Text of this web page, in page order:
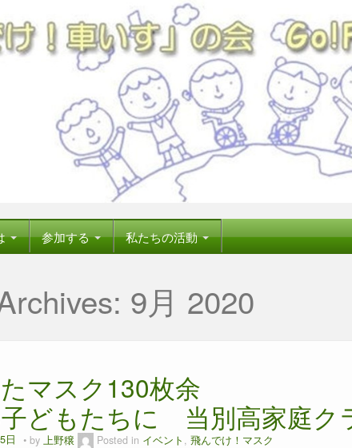
参加する 私たちの活動
9月 2020
マスク130枚余
どもたちに 当別高家庭ク
日 by 上野穣 Posted in イベント , 飛んでけ！マスク